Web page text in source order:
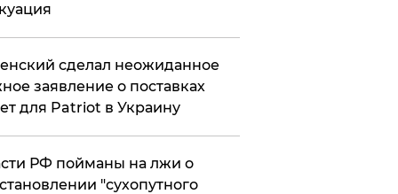
сделал неожиданное
заявление о поставках
для Patriot в Украину
РФ пойманы на лжи о
"сухопутного